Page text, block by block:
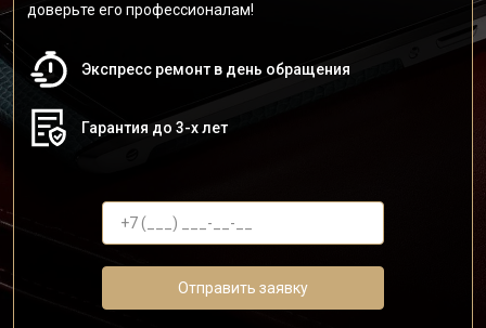
доверьте его профессионалам!
Экспресс ремонт в день обращения
Гарантия до 3-х лет
Отправить заявку